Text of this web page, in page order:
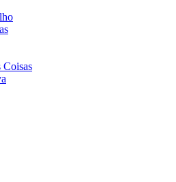
Coisas